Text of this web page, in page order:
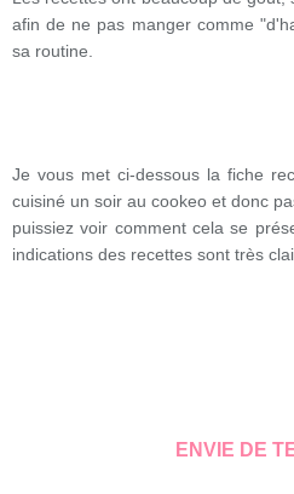
afin de ne pas manger comme
sa routine.
Je vous met ci-dessous la fiche
cuisiné un soir au cookeo et donc
puissiez voir comment cela se
indications des recettes sont très
ENVIE DE